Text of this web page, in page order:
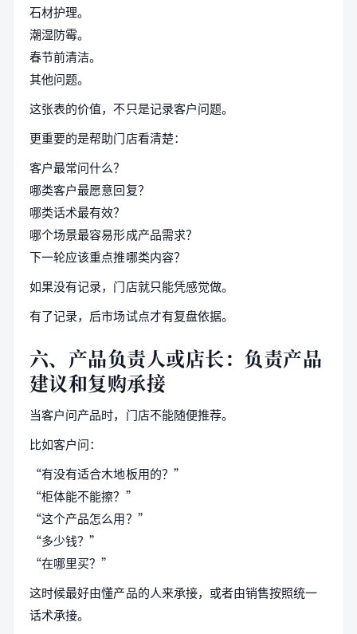
石材护理。
潮湿防霉。
春节前清洁。
其他问题。
这张表的价值，不只是记录客户问题。
更重要的是帮助门店看清楚：
客户最常问什么？
哪类客户最愿意回复？
哪类话术最有效？
哪个场景最容易形成产品需求？
下一轮应该重点推哪类内容？
如果没有记录，门店就只能凭感觉做。
有了记录，后市场试点才有复盘依据。
六、产品负责人或店长：负责产品
建议和复购承接
当客户问产品时，门店不能随便推荐。
比如客户问：
“有没有适合木地板用的？”
“柜体能不能擦？”
“这个产品怎么用？”
“多少钱？”
“在哪里买？”
这时候最好由懂产品的人来承接，或者由销售按照统一
话术承接。